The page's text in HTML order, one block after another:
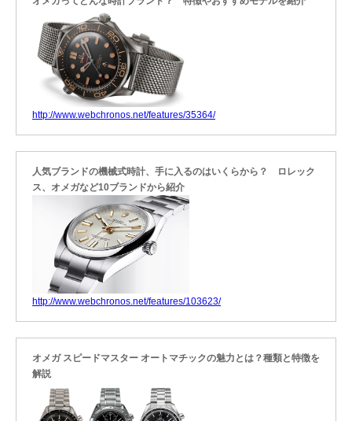
http://www.webchronos.net/features/35364/
人気ブランドの機械式時計、手に入るのはいくらから？ ロレック
ス、オメガなど10ブランドから紹介
http://www.webchronos.net/features/103623/
オメガ スピードマスター オートマチックの魅力とは？種類と特徴を
解説